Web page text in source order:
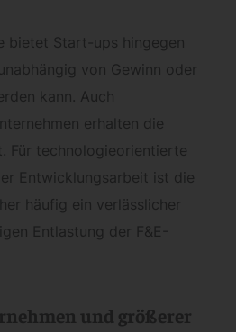
bietet Start-ups hingegen
von Gewinn oder
kann. Auch
erhalten die
Für technologieorientierte
Entwicklungsarbeit ist die
häufig ein verlässlicher
Entlastung der F&E-
und größerer